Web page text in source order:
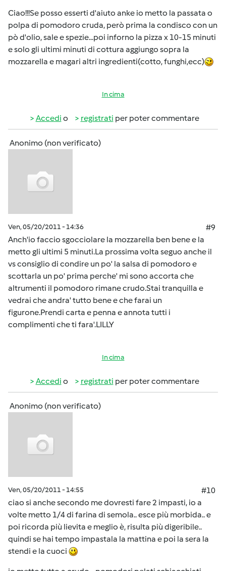
Ciao!!!Se posso esserti d'aiuto anke io metto la passata o
polpa di pomodoro cruda, però prima la condisco con un
pò d'olio, sale e spezie...poi inforno la pizza x 10-15 minuti
e solo gli ultimi minuti di cottura aggiungo sopra la
mozzarella e magari altri ingredienti(cotto, funghi,ecc)
In cima
Accedi o registrati per poter commentare
Anonimo (non verificato)
Ven, 05/20/2011 - 14:36
#9
Anch'io faccio sgocciolare la mozzarella ben bene e la
metto gli ultimi 5 minuti.La prossima volta seguo anche il
vs consiglio di condire un po' la salsa di pomodoro e
scottarla un po' prima perche' mi sono accorta che
altrumenti il pomodoro rimane crudo.Stai tranquilla e
vedrai che andra' tutto bene e che farai un
figurone.Prendi carta e penna e annota tutti i
complimenti che ti fara'.LILLY
In cima
Accedi o registrati per poter commentare
Anonimo (non verificato)
Ven, 05/20/2011 - 14:55
#10
ciao si anche secondo me dovresti fare 2 impasti, io a
volte metto 1/4 di farina di semola.. esce più morbida.. e
poi ricorda più lievita e meglio è, risulta più digeribile..
quindi se hai tempo impastala la mattina e poi la sera la
stendi e la cuoci